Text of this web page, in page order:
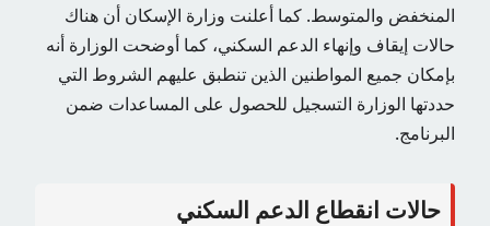
المنخفض والمتوسط. كما أعلنت وزارة الإسكان أن هناك
حالات إيقاف وإنهاء الدعم السكني، كما أوضحت الوزارة أنه
بإمكان جميع المواطنين الذين تنطبق عليهم الشروط التي
حددتها الوزارة التسجيل للحصول على المساعدات ضمن
البرنامج.
حالات انقطاع الدعم السكني